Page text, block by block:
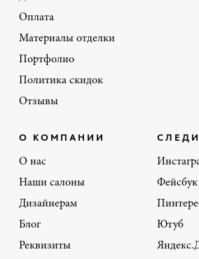
Оплата
Материалы отделки
Портфолио
Политика скидок
Отзывы
О КОМПАНИИ
О нас
Наши салоны
Дизайнерам
Блог
Реквизиты
Фейсбук
Ютуб